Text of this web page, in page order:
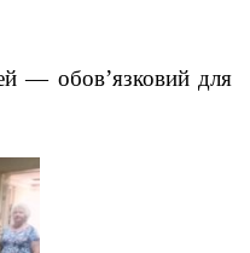
— обов’язковий для